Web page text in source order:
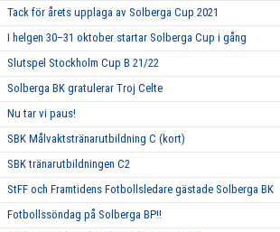
Tack för årets upplaga av Solberga Cup 2021
I helgen 30–31 oktober startar Solberga Cup i gång
Slutspel Stockholm Cup B 21/22
Solberga BK gratulerar Troj Celte
Nu tar vi paus!
SBK Målvaktstränarutbildning C (kort)
SBK tränarutbildningen C2
StFF och Framtidens Fotbollsledare gästade Solberga BK
Fotbollssöndag på Solberga BP!!